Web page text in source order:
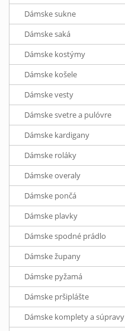
Dámske sukne
Dámske saká
Dámske kostýmy
Dámske košele
Dámske vesty
Dámske svetre a pulóvre
Dámske kardigany
Dámske roláky
Dámske overaly
Dámske pončá
Dámske plavky
Dámske spodné prádlo
Dámske župany
Dámske pyžamá
Dámske pršiplášte
Dámske komplety a súpravy